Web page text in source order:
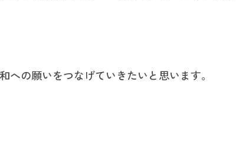
への願いをつなげていきたいと思います。